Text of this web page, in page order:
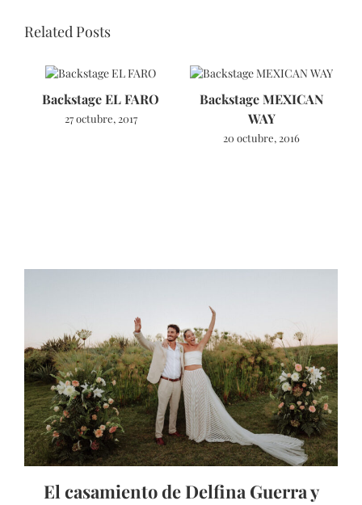
Related Posts
Backstage EL FARO
27 octubre, 2017
Backstage MEXICAN
WAY
20 octubre, 2016
El casamiento de Delfina Guerra y